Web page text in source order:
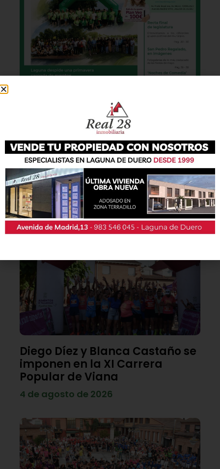
También podrás conseguir la revista en papel
de formagratuitaen todos los negocios
patrocinadores y en la Casa de las Artes.
Lo último
Diego Díez y Blanca Castaño se
imponen en la XI Carrera
Popular de Viana
4 de agosto de 2026